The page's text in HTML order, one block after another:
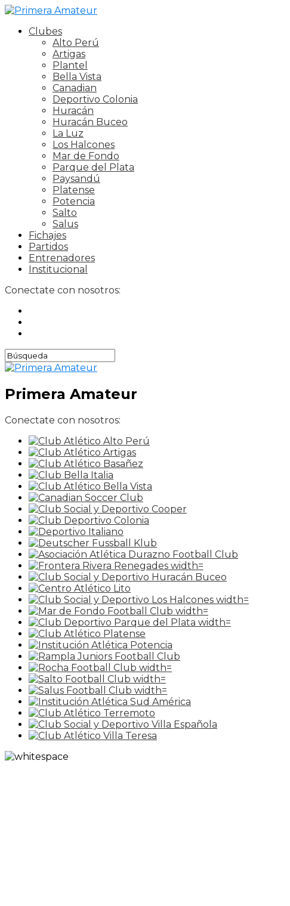
Clubes
Alto Perú
Artigas
Plantel
Bella Vista
Canadian
Deportivo Colonia
Huracán
Huracán Buceo
La Luz
Los Halcones
Mar de Fondo
Parque del Plata
Paysandú
Platense
Potencia
Salto
Salus
Fichajes
Partidos
Entrenadores
Institucional
Conectate con nosotros:
Primera Amateur
Conectate con nosotros: